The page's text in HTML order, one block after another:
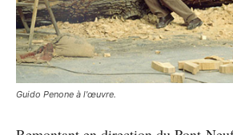
Guido Penone à l'œuvre.